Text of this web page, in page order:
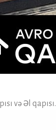
və Əl qapısı.